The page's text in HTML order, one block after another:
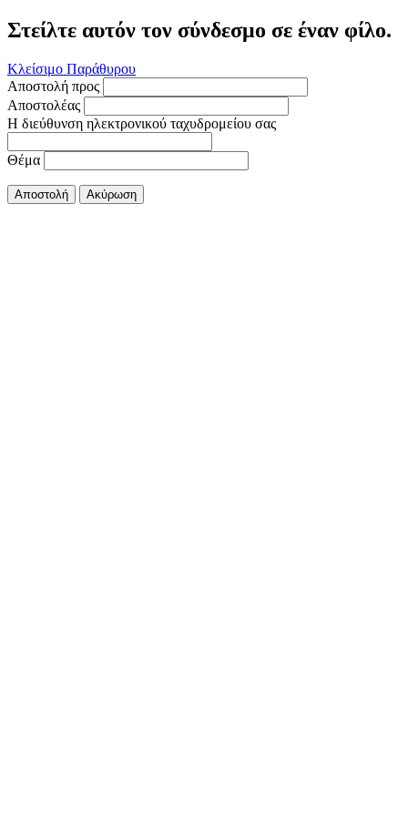
Στείλτε αυτόν τον σύνδεσμο σε έναν φίλο.
Κλείσιμο Παράθυρου
Αποστολή προς
Αποστολέας
Η διεύθυνση ηλεκτρονικού ταχυδρομείου σας
Θέμα
Αποστολή Ακύρωση